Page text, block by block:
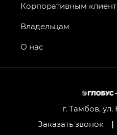
г. Тамбов,
Заказать звонок
|
Корпоративным
Владельцам
О нас